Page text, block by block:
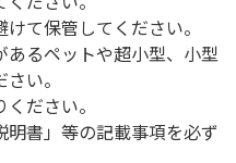
て保管してください。
あるペットや超小型、小型
い。
ださい。
明書」等の記載事項を必ず